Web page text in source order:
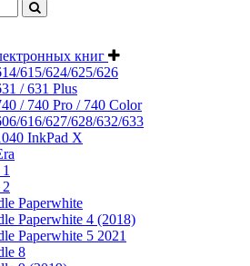
книг
615/624/625/626
/ 631 Plus
/ 740 Pro / 740 Color
616/627/628/632/633
InkPad X
Paperwhite
Paperwhite 4 (2018)
Paperwhite 5 2021
8